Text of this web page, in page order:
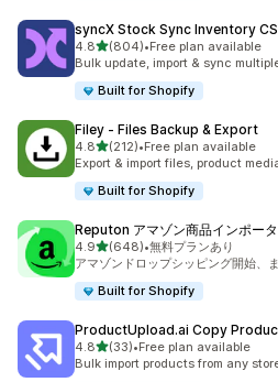
syncX Stock Sync Inventory
4.85つ星中
(804)
合計レビュー数：804件
•Free plan available
Bulk update, import & sync
Built for Shopify
Filey ‑ Files Backup & Export
4.85つ星中
(212)
合計レビュー数：212件
•Free plan available
Export & import files, product
Built for Shopify
Reputon アマゾン商品インポー
4.95つ星中
(648)
合計レビュー数：648件
•無料プランあり
アマゾンドロップシッピング開始、
Built for Shopify
ProductUpload.ai Copy
4.85つ星中
(33)
合計レビュー数：33件
•Free plan available
Bulk import products from any